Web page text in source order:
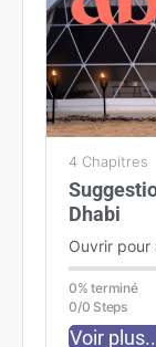
4 Chapitres
Dhabi
Ouvrir
0% terminé
0/0 Steps
Voir